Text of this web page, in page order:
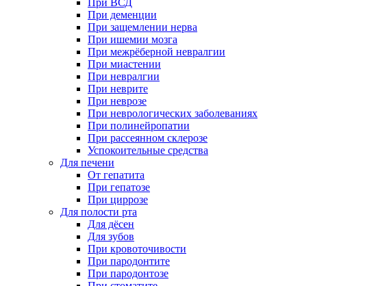
При ВСД
При деменции
При защемлении нерва
При ишемии мозга
При межрёберной невралгии
При миастении
При невралгии
При неврите
При неврозе
При неврологических заболеваниях
При полинейропатии
При рассеянном склерозе
Успокоительные средства
Для печени
От гепатита
При гепатозе
При циррозе
Для полости рта
Для дёсен
Для зубов
При кровоточивости
При пародонтите
При пародонтозе